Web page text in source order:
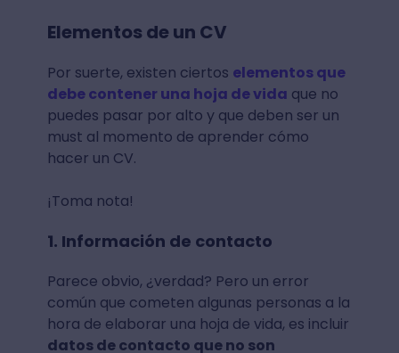
Elementos de un CV
Por suerte, existen ciertos elementos que
debe contener una hoja de vida que no
puedes pasar por alto y que deben ser un
must al momento de aprender cómo
hacer un CV.
¡Toma nota!
1. Información de contacto
Parece obvio, ¿verdad? Pero un error
común que cometen algunas personas a la
hora de elaborar una hoja de vida, es incluir
datos de contacto que no son